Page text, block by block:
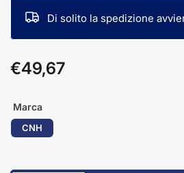
Di solito la spedizione
Prezzo
standard
€49,67
Marca
CNH